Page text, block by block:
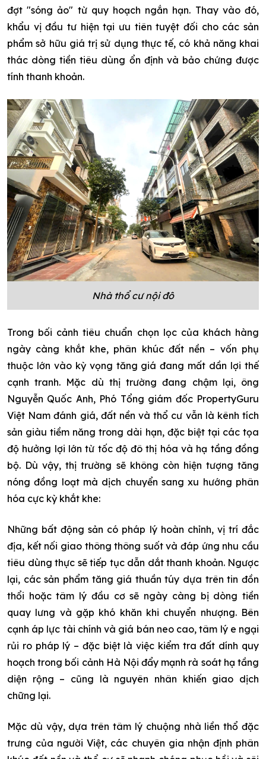
đợt "sóng ảo" từ quy hoạch ngắn hạn. Thay vào đó,
khẩu vị đầu tư hiện tại ưu tiên tuyệt đối cho các sản
phẩm sở hữu giá trị sử dụng thực tế, có khả năng khai
thác dòng tiền tiêu dùng ổn định và bảo chứng được
tính thanh khoản.
Nhà thổ cư nội đô
Trong bối cảnh tiêu chuẩn chọn lọc của khách hàng
ngày càng khắt khe, phân khúc đất nền – vốn phụ
thuộc lớn vào kỳ vọng tăng giá đang mất dần lợi thế
cạnh tranh. Mặc dù thị trường đang chậm lại, ông
Nguyễn Quốc Anh, Phó Tổng giám đốc PropertyGuru
Việt Nam đánh giá, đất nền và thổ cư vẫn là kênh tích
sản giàu tiềm năng trong dài hạn, đặc biệt tại các tọa
độ hưởng lợi lớn từ tốc độ đô thị hóa và hạ tầng đồng
bộ. Dù vậy, thị trường sẽ không còn hiện tượng tăng
nóng đồng loạt mà dịch chuyển sang xu hướng phân
hóa cực kỳ khắt khe:
Những bất động sản có pháp lý hoàn chỉnh, vị trí đắc
địa, kết nối giao thông thông suốt và đáp ứng nhu cầu
tiêu dùng thực sẽ tiếp tục dẫn dắt thanh khoản. Ngược
lại, các sản phẩm tăng giá thuần túy dựa trên tin đồn
thổi hoặc tâm lý đầu cơ sẽ ngày càng bị dòng tiền
quay lưng và gặp khó khăn khi chuyển nhượng. Bên
cạnh áp lực tài chính và giá bán neo cao, tâm lý e ngại
rủi ro pháp lý – đặc biệt là việc kiểm tra đất dính quy
hoạch trong bối cảnh Hà Nội đẩy mạnh rà soát hạ tầng
diện rộng – cũng là nguyên nhân khiến giao dịch
chững lại.
Mặc dù vậy, dựa trên tâm lý chuộng nhà liền thổ đặc
trưng của người Việt, các chuyên gia nhận định phân